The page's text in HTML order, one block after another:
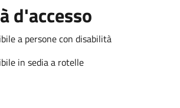
d'accesso
a persone con disabilità
in sedia a rotelle